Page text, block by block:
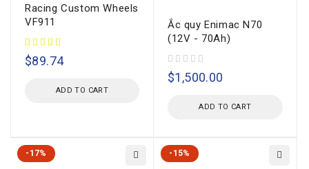
Racing Custom Wheels
VF911
$89.74
ADD TO CART
Ắc quy Enimac N70
(12V - 70Ah)
$1,500.00
ADD TO CART
-17% -15%